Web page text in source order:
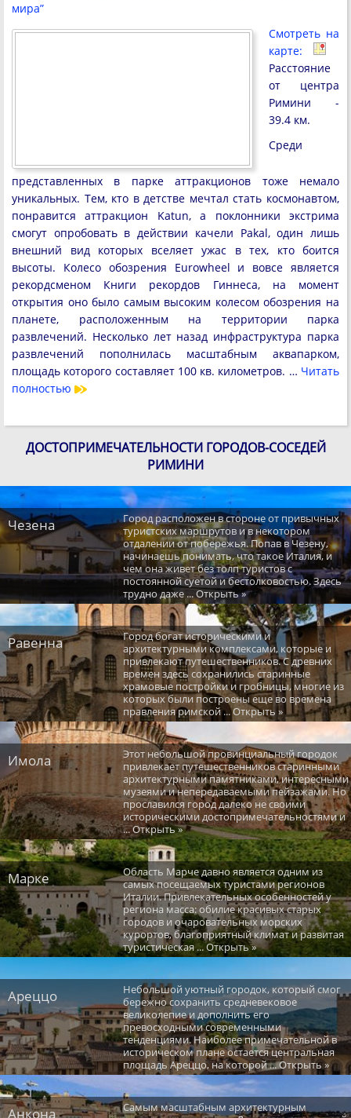
мира”
Смотреть на
карте:
Расстояние
от центра
Римини -
39.4 км.
Среди
представленных в парке аттракционов тоже немало
уникальных. Тем, кто в детстве мечтал стать космонавтом,
понравится аттракцион Katun, а поклонники экстрима
смогут опробовать в действии качели Pakal, один лишь
внешний вид которых вселяет ужас в тех, кто боится
высоты. Колесо обозрения Eurowheel и вовсе является
рекордсменом Книги рекордов Гиннеса, на момент
открытия оно было самым высоким колесом обозрения на
планете, расположенным на территории парка
развлечений. Несколько лет назад инфраструктура парка
развлечений пополнилась масштабным аквапарком,
площадь которого составляет 100 кв. километров. … Читать
полностью
ДОСТОПРИМЕЧАТЕЛЬНОСТИ ГОРОДОВ-СОСЕДЕЙ
РИМИНИ
Чезена
Город расположен в стороне от привычных
туристских маршрутов и в некотором
отдалении от побережья. Попав в Чезену,
начинаешь понимать, что такое Италия, и
чем она живет без толп туристов с
постоянной суетой и бестолковостью. Здесь
трудно даже ... Открыть »
Равенна
Город богат историческими и
архитектурными комплексами, которые и
привлекают путешественников. С древних
времен здесь сохранились старинные
храмовые постройки и гробницы, многие из
которых были построены еще во времена
правления римской ... Открыть »
Имола
Этот небольшой провинциальный городок
привлекает путешественников старинными
архитектурными памятниками, интересными
музеями и непередаваемыми пейзажами. Но
прославился город далеко не своими
историческими достопримечательностями и
... Открыть »
Марке
Область Марче давно является одним из
самых посещаемых туристами регионов
Италии. Привлекательных особенностей у
региона масса: обилие красивых старых
городов и очаровательных морских
курортов, благоприятный климат и развитая
туристическая ... Открыть »
Ареццо
Небольшой уютный городок, который смог
бережно сохранить средневековое
великолепие и дополнить его
превосходными современными
тенденциями. Наиболее примечательной в
историческом плане остается центральная
площадь Ареццо, на которой ... Открыть »
Анкона
Самым масштабным архитектурным